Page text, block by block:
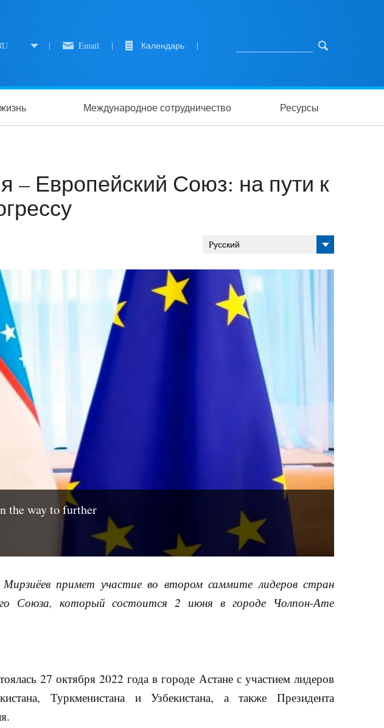
| Email | Календарь |
Международное сотрудничество Ресурсы
– Европейский Союз: на пути к
Pусский
the way to further
примет участие во втором саммите лидеров стран
Союза, который состоится 2 июня в городе Чолпон-Ате
27 октября 2022 года в городе Астане с участием лидеров
Туркменистана и Узбекистана, а также Президента